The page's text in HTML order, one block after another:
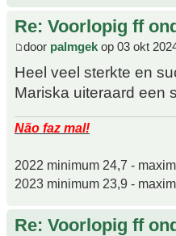
Re: Voorlopig ff
door palmgek op 03 okt
Heel veel sterkte en
Mariska uiteraard een
Não faz mal!
2022 minimum 24,7 -
2023 minimum 23,9 -
Re: Voorlopig ff